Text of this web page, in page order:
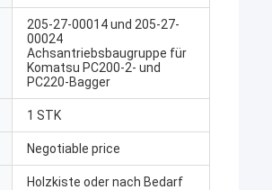
205-27-00014 und 205-27-
00024
Achsantriebsbaugruppe für
Komatsu PC200-2- und
PC220-Bagger
1 STK
Negotiable price
Holzkiste oder nach Bedarf